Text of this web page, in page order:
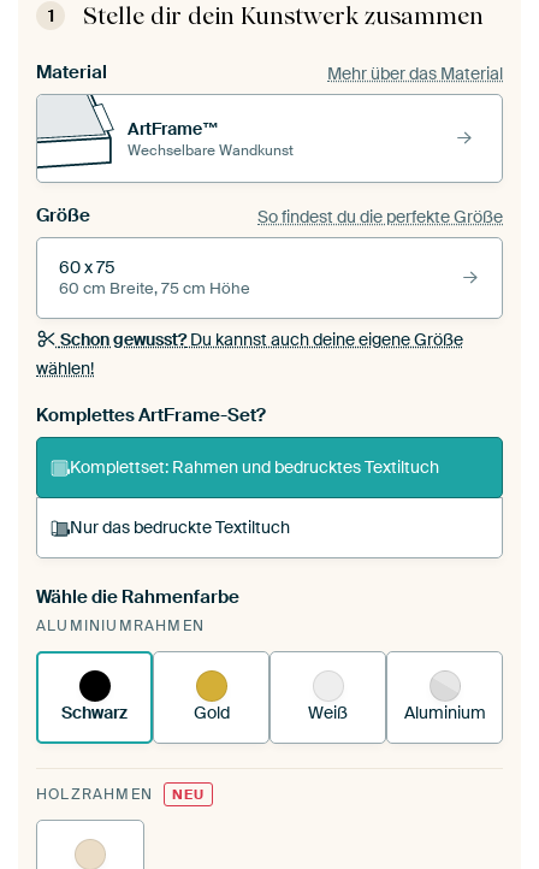
1 Stelle dir dein Kunstwerk zusammen
Material Mehr über das Material
ArtFrame™
Wechselbare Wandkunst
Größe So findest du die perfekte Größe
60 x 75
60 cm Breite, 75 cm Höhe
Schon gewusst?Du kannst auch deine eigene Größe
wählen!
Komplettes ArtFrame-Set?
Komplettset: Rahmen und bedrucktes Textiltuch
Nur das bedruckte Textiltuch
Du spannst einen wechselbaren Textiltuch in
deinen vorhandenen ArtFrame™.
funktioniert es.
Wähle die Rahmenfarbe
ALUMINIUMRAHMEN
Schwarz Gold Weiß Aluminium
HOLZRAHMEN NEU